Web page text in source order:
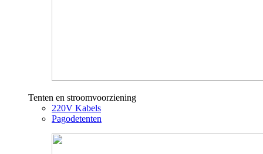
Tenten en stroomvoorziening
220V Kabels
Pagodetenten